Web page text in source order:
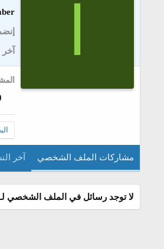
مشاركات الملف الشخصي آخر
لا توجد رسائل في الملف الشخصي